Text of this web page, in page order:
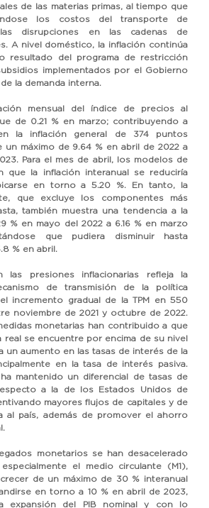
de las materias primas, al tiempo que
los costos del transporte de
disrupciones en las cadenas de
A nivel doméstico, la inflación continúa
resultado del programa de restricción
implementados por el Gobierno
la demanda interna.
mensual del índice de precios al
de 0.21 % en marzo; contribuyendo a
la inflación general de 374 puntos
un máximo de 9.64 % en abril de 2022 a
Para el mes de abril, los modelos de
que la inflación interanual se reduciría
en torno a 5.20 %. En tanto, la
que excluye los componentes más
también muestra una tendencia a la
% en mayo del 2022 a 6.16 % en marzo
que pudiera disminuir hasta
% en abril.
las presiones inflacionarias refleja la
de transmisión de la política
incremento gradual de la TPM en 550
noviembre de 2021 y octubre de 2022.
monetarias han contribuido a que
real se encuentre por encima de su nivel
un aumento en las tasas de interés de la
en la tasa de interés pasiva.
mantenido un diferencial de tasas de
a la de los Estados Unidos de
mayores flujos de capitales y de
al país, además de promover el ahorro
monetarios se han desacelerado
el medio circulante (M1),
de un máximo de 30 % interanual
en torno a 10 % en abril de 2023,
expansión del PIB nominal y con lo